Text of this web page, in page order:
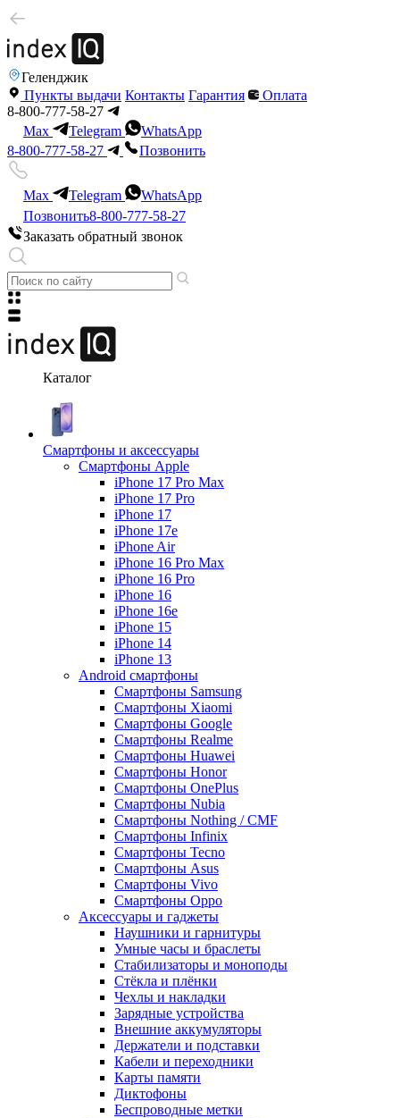
Геленджик
Пункты выдачи Контакты Гарантия
Оплата
8-800-777-58-27
Max
Telegram
WhatsApp
8-800-777-58-27
Позвонить
Max Telegram
WhatsApp
Позвонить8-800-777-58-27
Заказать обратный звонок
Каталог
Смартфоны и аксессуары
Смартфоны Apple
iPhone 17 Pro Max
iPhone 17 Pro
iPhone 17
iPhone 17e
iPhone Air
iPhone 16 Pro Max
iPhone 16 Pro
iPhone 16
iPhone 16e
iPhone 15
iPhone 14
iPhone 13
Android cмартфоны
Смартфоны Samsung
Смартфоны Xiaomi
Смартфоны Google
Смартфоны Realme
Смартфоны Huawei
Смартфоны Honor
Смартфоны OnePlus
Смартфоны Nubia
Смартфоны Nothing / CMF
Смартфоны Infinix
Смартфоны Tecno
Смартфоны Asus
Смартфоны Vivo
Смартфоны Oppo
Аксессуары и гаджеты
Наушники и гарнитуры
Умные часы и браслеты
Стабилизаторы и моноподы
Стёкла и плёнки
Чехлы и накладки
Зарядные устройства
Внешние аккумуляторы
Держатели и подставки
Кабели и переходники
Карты памяти
Диктофоны
Беспроводные метки